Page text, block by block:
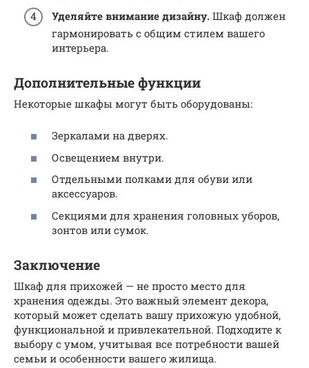
Уделяйте внимание дизайну. Шкаф должен
гармонировать с общим стилем вашего
интерьера.
Дополнительные функции
Некоторые шкафы могут быть оборудованы:
Зеркалами на дверях.
Освещением внутри.
Отдельными полками для обуви или
аксессуаров.
Секциями для хранения головных уборов,
зонтов или сумок.
Заключение
Шкаф для прихожей — не просто место для
хранения одежды. Это важный элемент декора,
который может сделать вашу прихожую удобной,
функциональной и привлекательной. Подходите к
выбору с умом, учитывая все потребности вашей
семьи и особенности вашего жилища.